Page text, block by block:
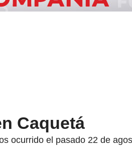
Caquetá
ocurrido el pasado 22 de